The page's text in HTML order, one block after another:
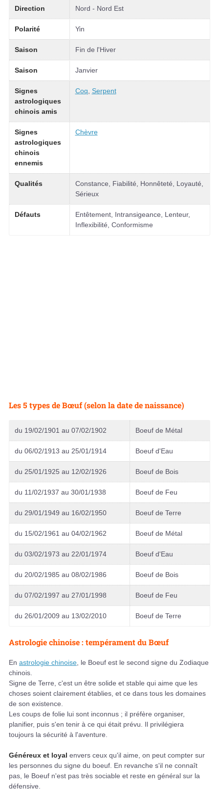
Direction Nord - Nord Est
Polarité Yin
Saison Fin de l'Hiver
Saison Janvier
Signes
astrologiques
chinois amis
Coq Serpent
Signes
astrologiques
chinois
ennemis
Chèvre
Qualités
Constance, Fiabilité, Honnêteté, Loyauté,
Sérieux
Défauts
Entêtement, Intransigeance, Lenteur,
Inflexibilité, Conformisme
Les 5 types de Bœuf (selon la date de naissance)
du 19/02/1901 au 07/02/1902 Boeuf de Métal
du 06/02/1913 au 25/01/1914 Boeuf d'Eau
du 25/01/1925 au 12/02/1926 Boeuf de Bois
du 11/02/1937 au 30/01/1938 Boeuf de Feu
du 29/01/1949 au 16/02/1950 Boeuf de Terre
du 15/02/1961 au 04/02/1962 Boeuf de Métal
du 03/02/1973 au 22/01/1974 Boeuf d'Eau
du 20/02/1985 au 08/02/1986 Boeuf de Bois
du 07/02/1997 au 27/01/1998 Boeuf de Feu
du 26/01/2009 au 13/02/2010 Boeuf de Terre
Astrologie chinoise : tempérament du Bœuf
En astrologie chinoise , le Boeuf est le second signe du Zodiaque
chinois.
Signe de Terre, c'est un être solide et stable qui aime que les
choses soient clairement établies, et ce dans tous les domaines
de son existence.
Les coups de folie lui sont inconnus ; il préfère organiser,
planifier, puis s'en tenir à ce qui était prévu. Il privilégiera
toujours la sécurité à l'aventure.
Généreux et loyal envers ceux qu'il aime, on peut compter sur
les personnes du signe du boeuf. En revanche s'il ne connaît
pas, le Boeuf n'est pas très sociable et reste en général sur la
défensive.